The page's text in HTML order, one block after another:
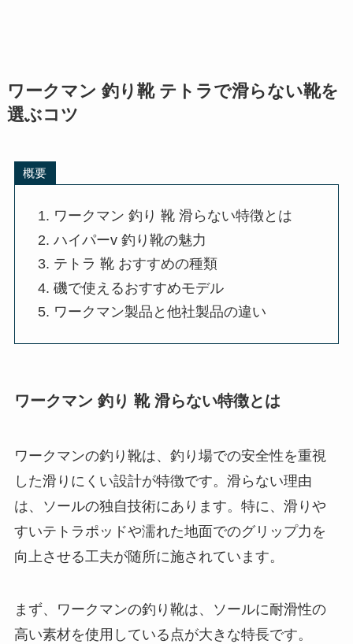
ワークマン 釣り靴 テトラで滑らない靴を
選ぶコツ
概要
ワークマン 釣り 靴 滑らない特徴とは
ハイパーv 釣り靴の魅力
テトラ 靴 おすすめの種類
磯で使えるおすすめモデル
ワークマン製品と他社製品の違い
ワークマン 釣り 靴 滑らない特徴とは
ワークマンの釣り靴は、釣り場での安全性を重視
した滑りにくい設計が特徴です。滑らない理由
は、ソールの独自技術にあります。特に、滑りや
すいテトラポッドや濡れた地面でのグリップ力を
向上させる工夫が随所に施されています。
まず、ワークマンの釣り靴は、ソールに耐滑性の
高い素材を使用している点が大きな特長です。